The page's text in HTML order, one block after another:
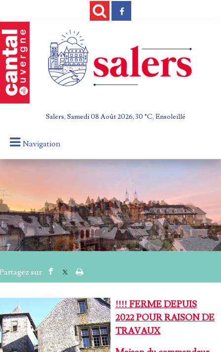
Salers, Samedi 08 Août 2026, 30 °C, Ensoleillé
Navigation
!!!! FERME DEPUIS
2022 POUR RAISON DE
TRAVAUX